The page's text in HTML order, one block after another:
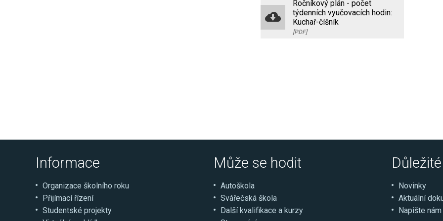
Ročníkový plán - počet
týdenních vyučovacích hodin:
Kuchař-číšník
[PDF]
Informace
Organizace školního roku
Přijímací řízení
Studentské projekty
Může se hodit
Autoškola
Svářečská škola
Další kvalifikace a kurzy
Novinky
Aktuální
Napište nám